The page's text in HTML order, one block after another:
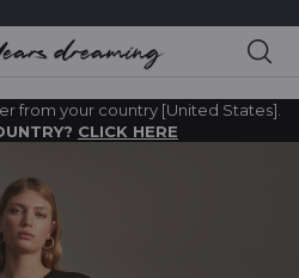
from your country [United States].
CLICK HERE